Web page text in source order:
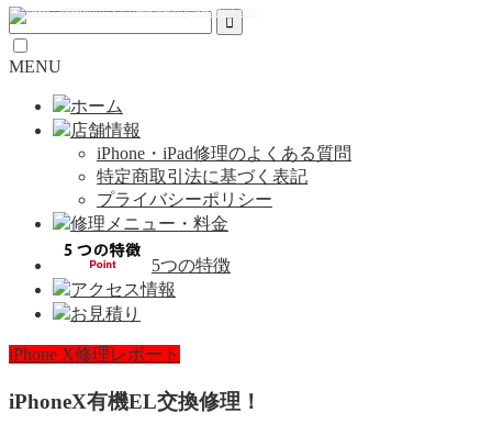
MENU
ホーム
店舗情報
iPhone・iPad修理のよくある質問
特定商取引法に基づく表記
プライバシーポリシー
修理メニュー・料金
5つの特徴
アクセス情報
お見積り
iPhone X修理レポート
iPhoneX有機EL交換修理！